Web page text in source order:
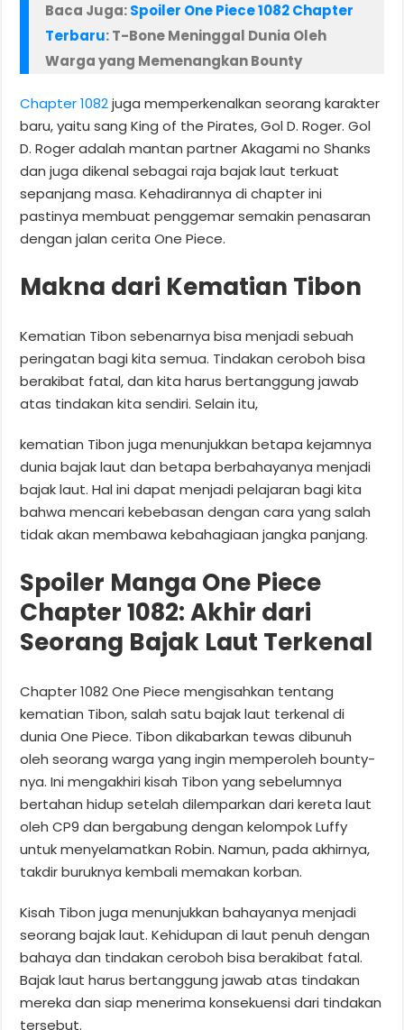
Baca Juga:Spoiler One Piece 1082 Chapter
Terbaru: T-Bone Meninggal Dunia Oleh
Warga yang Memenangkan Bounty
Chapter 1082juga memperkenalkan seorang karakter
baru, yaitu sang King of the Pirates, Gol D. Roger. Gol
D. Roger adalah mantan partner Akagami no Shanks
dan juga dikenal sebagai raja bajak laut terkuat
sepanjang masa. Kehadirannya di chapter ini
pastinya membuat penggemar semakin penasaran
dengan jalan cerita One Piece.
Makna dari Kematian Tibon
Kematian Tibon sebenarnya bisa menjadi sebuah
peringatan bagi kita semua. Tindakan ceroboh bisa
berakibat fatal, dan kita harus bertanggung jawab
atas tindakan kita sendiri. Selain itu,
kematian Tibon juga menunjukkan betapa kejamnya
dunia bajak laut dan betapa berbahayanya menjadi
bajak laut. Hal ini dapat menjadi pelajaran bagi kita
bahwa mencari kebebasan dengan cara yang salah
tidak akan membawa kebahagiaan jangka panjang.
Spoiler Manga One Piece
Chapter 1082: Akhir dari
Seorang Bajak Laut Terkenal
Chapter 1082 One Piece mengisahkan tentang
kematian Tibon, salah satu bajak laut terkenal di
dunia One Piece. Tibon dikabarkan tewas dibunuh
oleh seorang warga yang ingin memperoleh bounty-
nya. Ini mengakhiri kisah Tibon yang sebelumnya
bertahan hidup setelah dilemparkan dari kereta laut
oleh CP9 dan bergabung dengan kelompok Luffy
untuk menyelamatkan Robin. Namun, pada akhirnya,
takdir buruknya kembali memakan korban.
Kisah Tibon juga menunjukkan bahayanya menjadi
seorang bajak laut. Kehidupan di laut penuh dengan
bahaya dan tindakan ceroboh bisa berakibat fatal.
Bajak laut harus bertanggung jawab atas tindakan
mereka dan siap menerima konsekuensi dari tindakan
tersebut.